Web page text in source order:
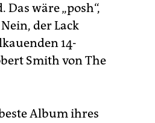
wäre „posh“,
der Lack
14-
Smith von The
Album ihres